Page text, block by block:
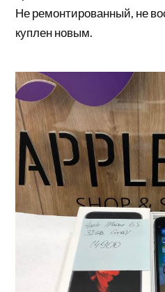
Не ремонтированный, не
куплен новым.